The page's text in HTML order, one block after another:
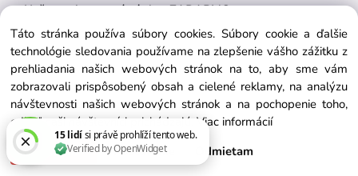
Naše appky pre vás úplne ZADARMO:
Tréningový plán na mieru
BMI kalkulačka
Vygeneruj si výživový plán na mieru
Vytvorené systémom ClickEshop.sk
Táto stránka používa súbory cookies. Súbory cookie a ďalšie
technológie sledovania používame na zlepšenie vášho zážitku z
prehliadania našich webových stránok na to, aby sme vám
zobrazovali prispôsobený obsah a cielené reklamy, na analýzu
návštevnosti našich webových stránok a na pochopenie toho,
odkiaľ naši návštevníci prichádzajú. Viac informácií
Súhlasím
Nastavenie Odmietam